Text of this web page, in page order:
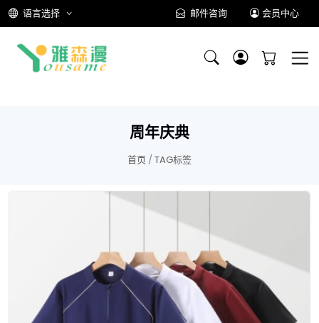
语言选择 邮件咨询 会员中心
周年庆典
首页 / TAG标签